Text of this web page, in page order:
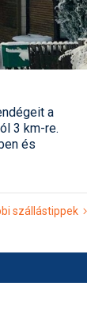
a
3 km-re.
és
szállástippek